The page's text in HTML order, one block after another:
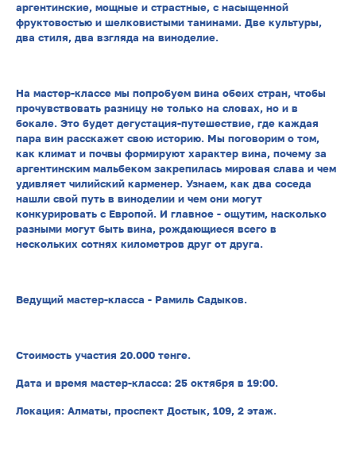
аргентинские, мощные и страстные, с насыщенной
фруктовостью и шелковистыми танинами. Две культуры,
два стиля, два взгляда на виноделие.
На мастер-классе мы попробуем вина обеих стран, чтобы
прочувствовать разницу не только на словах, но и в
бокале. Это будет дегустация-путешествие, где каждая
пара вин расскажет свою историю. Мы поговорим о том,
как климат и почвы формируют характер вина, почему за
аргентинским мальбеком закрепилась мировая слава и чем
удивляет чилийский карменер. Узнаем, как два соседа
нашли свой путь в виноделии и чем они могут
конкурировать с Европой. И главное - ощутим, насколько
разными могут быть вина, рождающиеся всего в
нескольких сотнях километров друг от друга.
Ведущий мастер-класса - Рамиль Садыков.
Стоимость участия 20.000 тенге.
Дата и время мастер-класса: 25 октября в 19:00.
Локация: Алматы, проспект Достык, 109, 2 этаж.